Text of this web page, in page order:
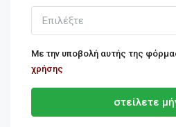
Επιλέξτε
Με την υποβολή αυτής της
χρήσης
στείλετε